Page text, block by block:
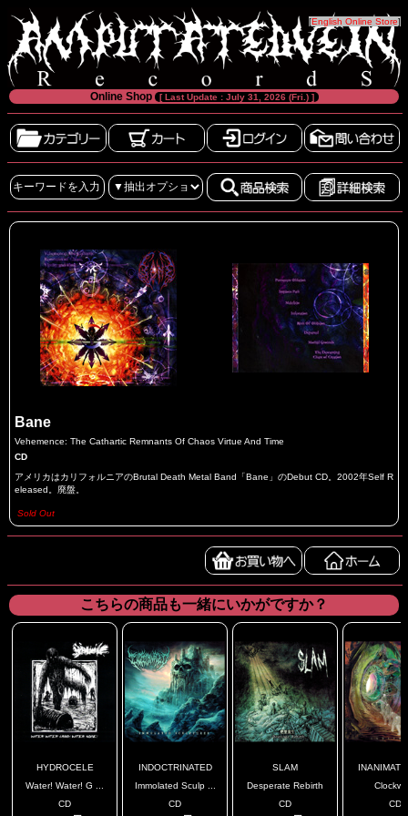
[English Online Store]
Online Shop [ Last Update : July 31, 2026 (Fri.) ]
Bane
Vehemence: The Cathartic Remnants Of Chaos Virtue And Time
CD
アメリカはカリフォルニアのBrutal Death Metal Band「Bane」のDebut CD。2002年Self R
eleased。廃盤。
Sold Out
こちらの商品も一緒にいかがですか？
HYDROCELE
Water! Water! G ...
CD
INDOCTRINATED
Immolated Sculp ...
CD
SLAM
Desperate Rebirth
CD
CD